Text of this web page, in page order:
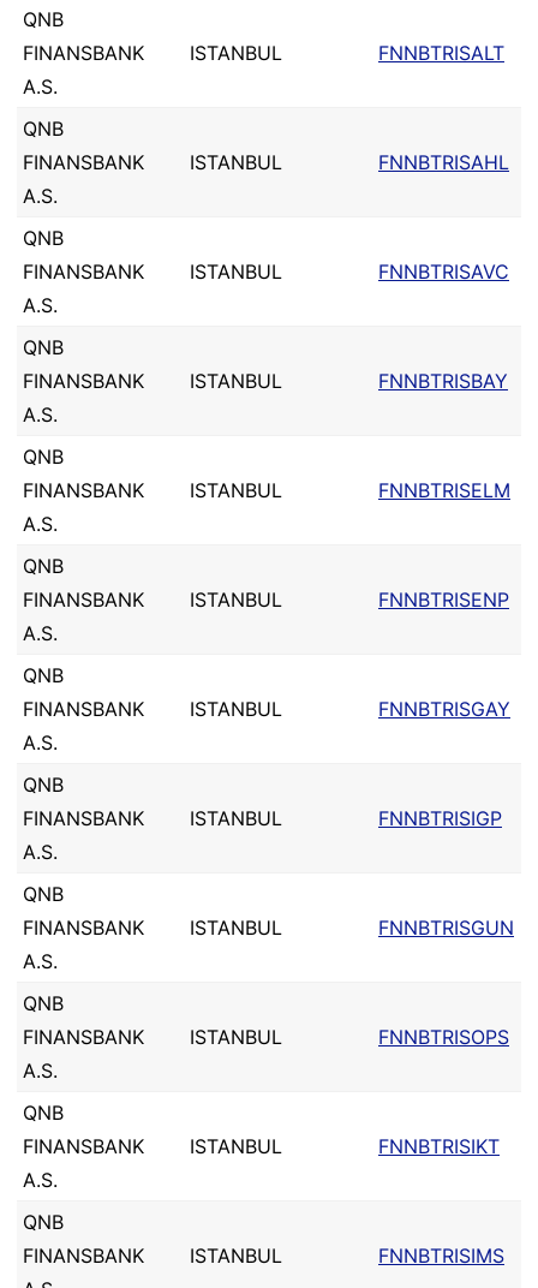
QNB
FINANSBANK
A.S.
ISTANBUL FNNBTRISALT
QNB
FINANSBANK
A.S.
ISTANBUL FNNBTRISAHL
QNB
FINANSBANK
A.S.
ISTANBUL FNNBTRISAVC
QNB
FINANSBANK
A.S.
ISTANBUL FNNBTRISBAY
QNB
FINANSBANK
A.S.
ISTANBUL FNNBTRISELM
QNB
FINANSBANK
A.S.
ISTANBUL FNNBTRISENP
QNB
FINANSBANK
A.S.
ISTANBUL FNNBTRISGAY
QNB
FINANSBANK
A.S.
ISTANBUL FNNBTRISIGP
QNB
FINANSBANK
A.S.
ISTANBUL FNNBTRISGUN
QNB
FINANSBANK
A.S.
ISTANBUL FNNBTRISOPS
QNB
FINANSBANK
A.S.
ISTANBUL FNNBTRISIKT
QNB
FINANSBANK
ISTANBUL FNNBTRISIMS